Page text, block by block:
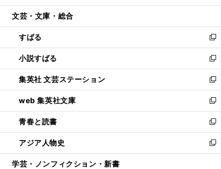
開
ウ
開
く
ン
ウ
で
開
く
ウ
ン
ド
ウ
で
開
く
文芸・文庫・総合
すばる
新
し
い
ウ
ィ
ン
ド
ウ
で
開
く
小説すばる
新
し
い
ウ
ィ
ン
ド
ウ
で
開
集英社 文芸ステーション
新
し
い
ウ
ィ
ン
ド
ウ
web 集英社文庫
新
し
い
ウ
ィ
ン
青春と読書
新
し
い
ウ
アジア人物史
新
し
学芸・ノンフィクション・新書